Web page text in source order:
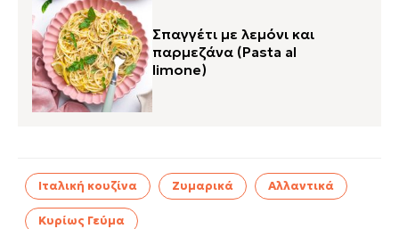
Σπαγγέτι με λεμόνι και
παρμεζάνα (Pasta al
limone)
Ιταλική κουζίνα Ζυμαρικά Αλλαντικά
Κυρίως Γεύμα